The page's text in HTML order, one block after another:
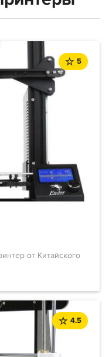
5
от Китайского
4.5